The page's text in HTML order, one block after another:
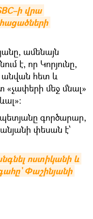
վրա
ամենայն
է, որ Կորյունը,
անվան հետ և
«չափերի մեջ մնալ»
գործարար,
փեսան է՝
ոստիկանի և
Փաշինյանի